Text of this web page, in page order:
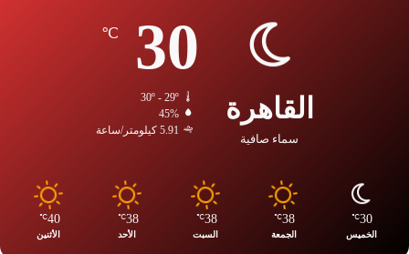
القاهرة
سماء صافية
30
℃
30º - 29º
45%
5.91 كيلومتر/ساعة
30
℃
الخميس
38
℃
الجمعة
38
℃
السبت
38
℃
الأحد
40
℃
الأثنين